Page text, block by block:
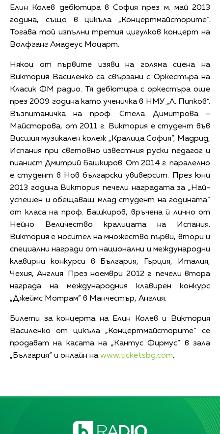
Елин Колев дебютира в София през м. май 2013
година, също в цикъла „Концертмайсторите“.
Тогава той изпълни третия цигулков концерт на
Волфганг Амадеус Моцарт.
Някои от първите изяви на голяма сцена на
Виктория Василенко са свързани с Оркестъра на
Класик ФМ радио. Тя дебютира с оркестъра още
през 2009 година като ученичка в НМУ „Л. Пипков“.
Възпитаничка на проф. Стела Димитрова –
Майсторова, от 2011 г. Виктория е студент във
Висшия музикален колеж „Кралица София”, Мадрид,
Испания при световно известния руски педагог и
пианист Дмитрий Башкиров. От 2014 г. паралелно
е студент в Нов български увиверсит. През юни
2013 година Виктория печели наградата за „Най-
успешен и обещаващ млад студент на годината”
от класа на проф. Башкиров, връчена й лично от
Нейно Величество кралицата на Испания.
Виктория е носител на множество първи, втори и
специални награди от национални и международни
клавирни конкурси в България, Гърция, Италия,
Чехия, Англия. През ноември 2012 г. печели втора
награда на международния клавирен конкурс
„Джеймс Мотрам” в Манчестър, Англия.
Билети за концерта на Елин Колев и Виктория
Василенко от цикъла „Концертмайсторите“ се
продават на касата на „Кантус Фирмус“ в зала
„България“ и онлайн наwww.ticketsbg.com.